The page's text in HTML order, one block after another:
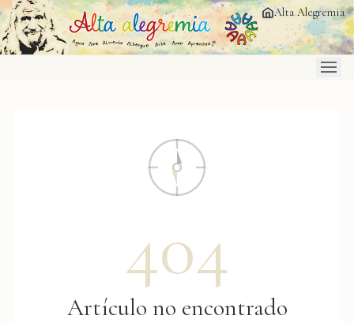
Saltar al contenido principal Alta Alegremia
404
Artículo no encontrado